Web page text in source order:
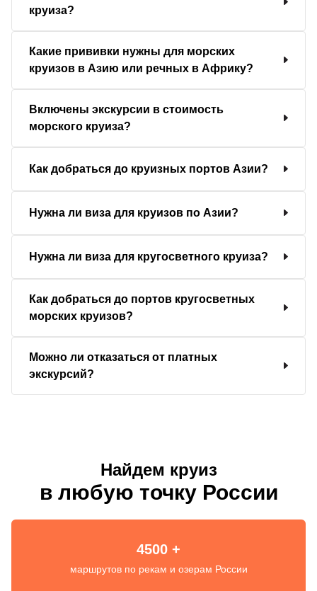
круиза?
Какие прививки нужны для морских
круизов в Азию или речных в Африку?
Включены экскурсии в стоимость
морского круиза?
Как добраться до круизных портов Азии?
Нужна ли виза для круизов по Азии?
Нужна ли виза для кругосветного круиза?
Как добраться до портов кругосветных
морских круизов?
Можно ли отказаться от платных
экскурсий?
Найдем круиз
в любую точку России
4500 +
маршрутов по рекам и озерам России